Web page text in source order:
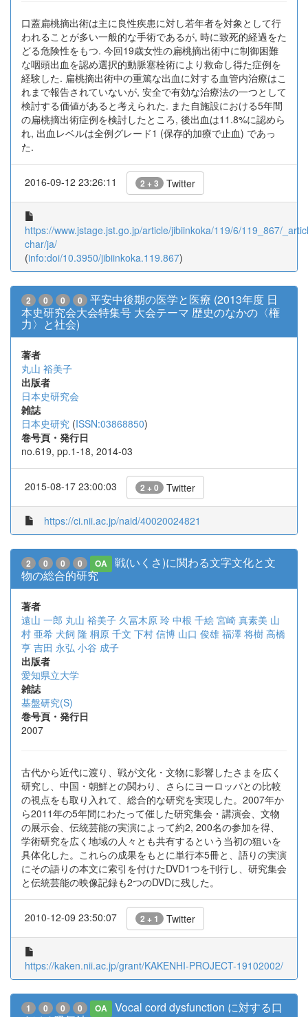
口蓋扁桃摘出術は主に良性疾患に対し若年者を対象として行
われることが多い一般的な手術であるが, 時に致死的経過をた
どる危険性をもつ. 今回19歳女性の扁桃摘出術中に制御困難
な咽頭出血を認め選択的動脈塞栓術により救命し得た症例を
経験した. 扁桃摘出術中の重篤な出血に対する血管内治療はこ
れまで報告されていないが, 安全で有効な治療法の一つとして
検討する価値があると考えられた. また自施設における5年間
の扁桃摘出術症例を検討したところ, 後出血は11.8%に認めら
れ, 出血レベルは全例グレード1 (保存的加療で止血) であっ
た.
2016-09-12 23:26:11 2 + 3 Twitter
https://www.jstage.jst.go.jp/article/jibiinkoka/119/6/119_867/
char/ja/
(info:doi/10.3950/jibiinkoka.119.867)
2 0 0 0
平安中後期の医学と医療 (2013年度 日
本史研究会大会特集号 大会テーマ 歴史のなかの〈権
力〉と社会)
著者
丸山 裕美子
出版者
日本史研究会
雑誌
日本史研究 (ISSN:03868850)
巻号頁・発行日
no.619, pp.1-18, 2014-03
2015-08-17 23:00:03 2 + 0 Twitter
https://ci.nii.ac.jp/naid/40020024821
2 0 0 0 OA
戦(いくさ)に関わる文字文化と文
物の総合的研究
著者
遠山 一郎 丸山 裕美子 久冨木原 玲 中根 千絵 宮崎 真素美 山
村 亜希 犬飼 隆 桐原 千文 下村 信博 山口 俊雄 福澤 将樹 高橋
亨 吉田 永弘 小谷 成子
出版者
愛知県立大学
雑誌
基盤研究(S)
巻号頁・発行日
2007
古代から近代に渡り、戦が文化・文物に影響したさまを広く
研究し、中国・朝鮮との関わり、さらにヨーロッパとの比較
の視点をも取り入れて、総合的な研究を実現した。2007年か
ら2011年の5年間にわたって催した研究集会・講演会、文物
の展示会、伝統芸能の実演によって約2, 200名の参加を得、
学術研究を広く地域の人々とも共有するという当初の狙いを
具体化した。これらの成果をもとに単行本5冊と、語りの実演
にその語りの本文に索引を付けたDVD1つを刊行し、研究集会
と伝統芸能の映像記録も2つのDVDに残した。
2010-12-09 23:50:07 2 + 1 Twitter
https://kaken.nii.ac.jp/grant/KAKENHI-PROJECT-19102002/
1 0 0 0 OA
Vocal cord dysfunction に対する口